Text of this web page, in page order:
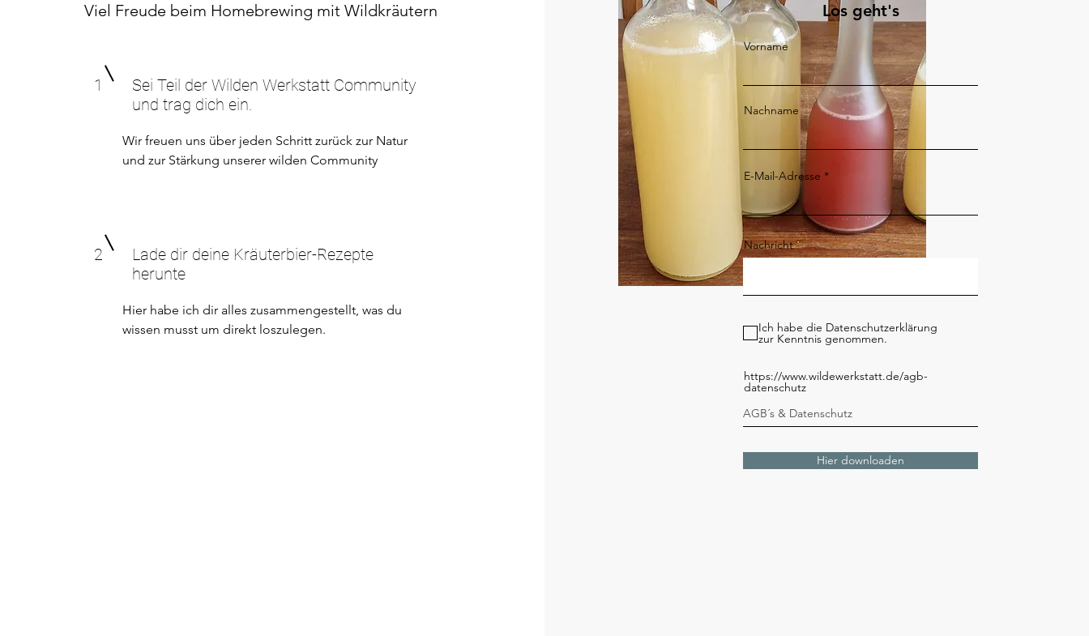
Viel Freude beim Homebrewing mit Wildkräutern
1
Sei Teil der Wilden Werkstatt Community
und trag dich ein.
Wir freuen uns über jeden Schritt zurück zur Natur
und zur Stärkung unserer wilden Community
2
Lade dir deine Kräuterbier-Rezepte
herunte
Hier habe ich dir alles zusammengestellt, was du
wissen musst um direkt loszulegen.
Los geht's
Vorname
Nachname
E-Mail-Adresse
Nachricht
Ich habe die Datenschutzerklärung
zur Kenntnis genommen.
https://www.wildewerkstatt.de/agb-
datenschutz
Hier downloaden